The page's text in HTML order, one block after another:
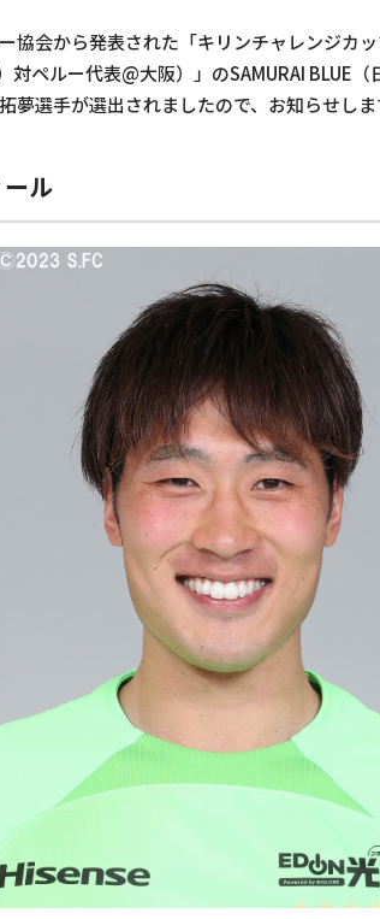
協会から発表された「キリンチャレンジカ
ペルー代表@大阪）」のSAMURAI BLUE
夢選手が選出されましたので、お知らせしま
ル